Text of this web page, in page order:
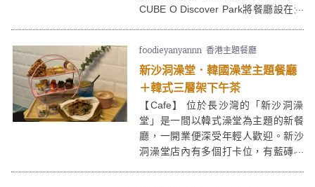
CUBE O Discover Park將餐廳設在海
洋餐飲體驗！
foodieyanyannn 香港主題餐廳
新沙洞澡堂．韓國澡堂主題餐廳
＋韓式三層架下午茶
【Cafe】 位於長沙灣的「新沙洞澡
堂」是一間以韓式澡堂為主題的新餐
廳，一開業便深受年輕人歡迎。新沙
洞澡堂店內有多個打卡位，有藍磚小